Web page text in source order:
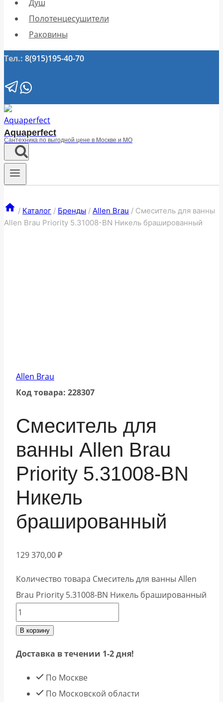
Душ
Полотенцесушители
Раковины
Тел.: 8(915)195-40-70
Aquaperfect
Сантехника по выгодной цене в Москве и МО
/ Каталог / Бренды / Allen Brau / Смеситель для ванны
Allen Brau Priority 5.31008-BN Никель брашированный
Allen Brau
Код товара: 228307
Смеситель для
ванны Allen Brau
Priority 5.31008-BN
Никель
брашированный
129 370,00₽
Количество товара Смеситель для ванны Allen
Brau Priority 5.31008-BN Никель брашированный
В корзину
Доставка в течении 1-2 дня!
По Москве
По Московской области